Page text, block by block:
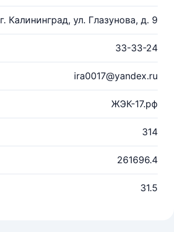
г. Калининград, ул. Глазунова, д. 9
33-33-24
ira0017@yandex.ru
ЖЭК-17.рф
314
261696.4
31.5